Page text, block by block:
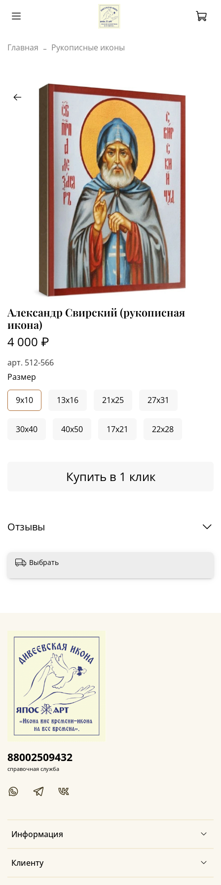
Главная Рукописные иконы
арт. 512-566
Александр Свирский (рукописная
икона)
4 000 ₽
Купить в 1 клик
Размер
9x10 13x16 21x25 27x31
30x40 40x50 17x21 22x28
Отзывы
Выбрать
Информация
Клиенту
88002509432
справочная служба